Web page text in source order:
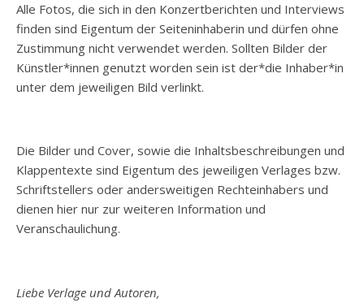
Alle Fotos, die sich in den Konzertberichten und Interviews
finden sind Eigentum der Seiteninhaberin und dürfen ohne
Zustimmung nicht verwendet werden. Sollten Bilder der
Künstler*innen genutzt worden sein ist der*die Inhaber*in
unter dem jeweiligen Bild verlinkt.
Die Bilder und Cover, sowie die Inhaltsbeschreibungen und
Klappentexte sind Eigentum des jeweiligen Verlages bzw.
Schriftstellers oder andersweitigen Rechteinhabers und
dienen hier nur zur weiteren Information und
Veranschaulichung.
Liebe Verlage und Autoren,